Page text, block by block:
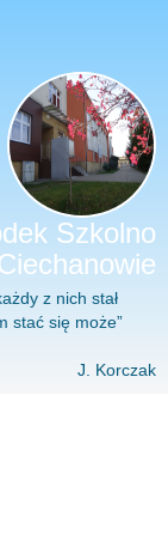
Szkolno
z nich stał
może”